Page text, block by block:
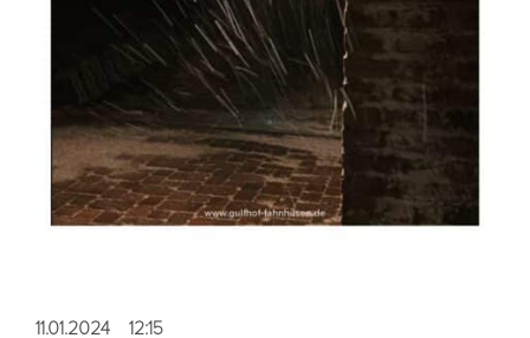
11.01.2024 12:15